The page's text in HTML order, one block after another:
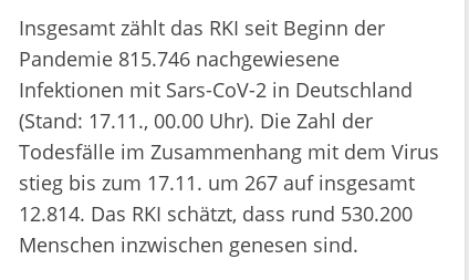
Insgesamt zählt das RKI seit Beginn der
Pandemie 815.746 nachgewiesene
Infektionen mit Sars-CoV-2 in Deutschland
(Stand: 17.11., 00.00 Uhr). Die Zahl der
Todesfälle im Zusammenhang mit dem Virus
stieg bis zum 17.11. um 267 auf insgesamt
12.814. Das RKI schätzt, dass rund 530.200
Menschen inzwischen genesen sind.